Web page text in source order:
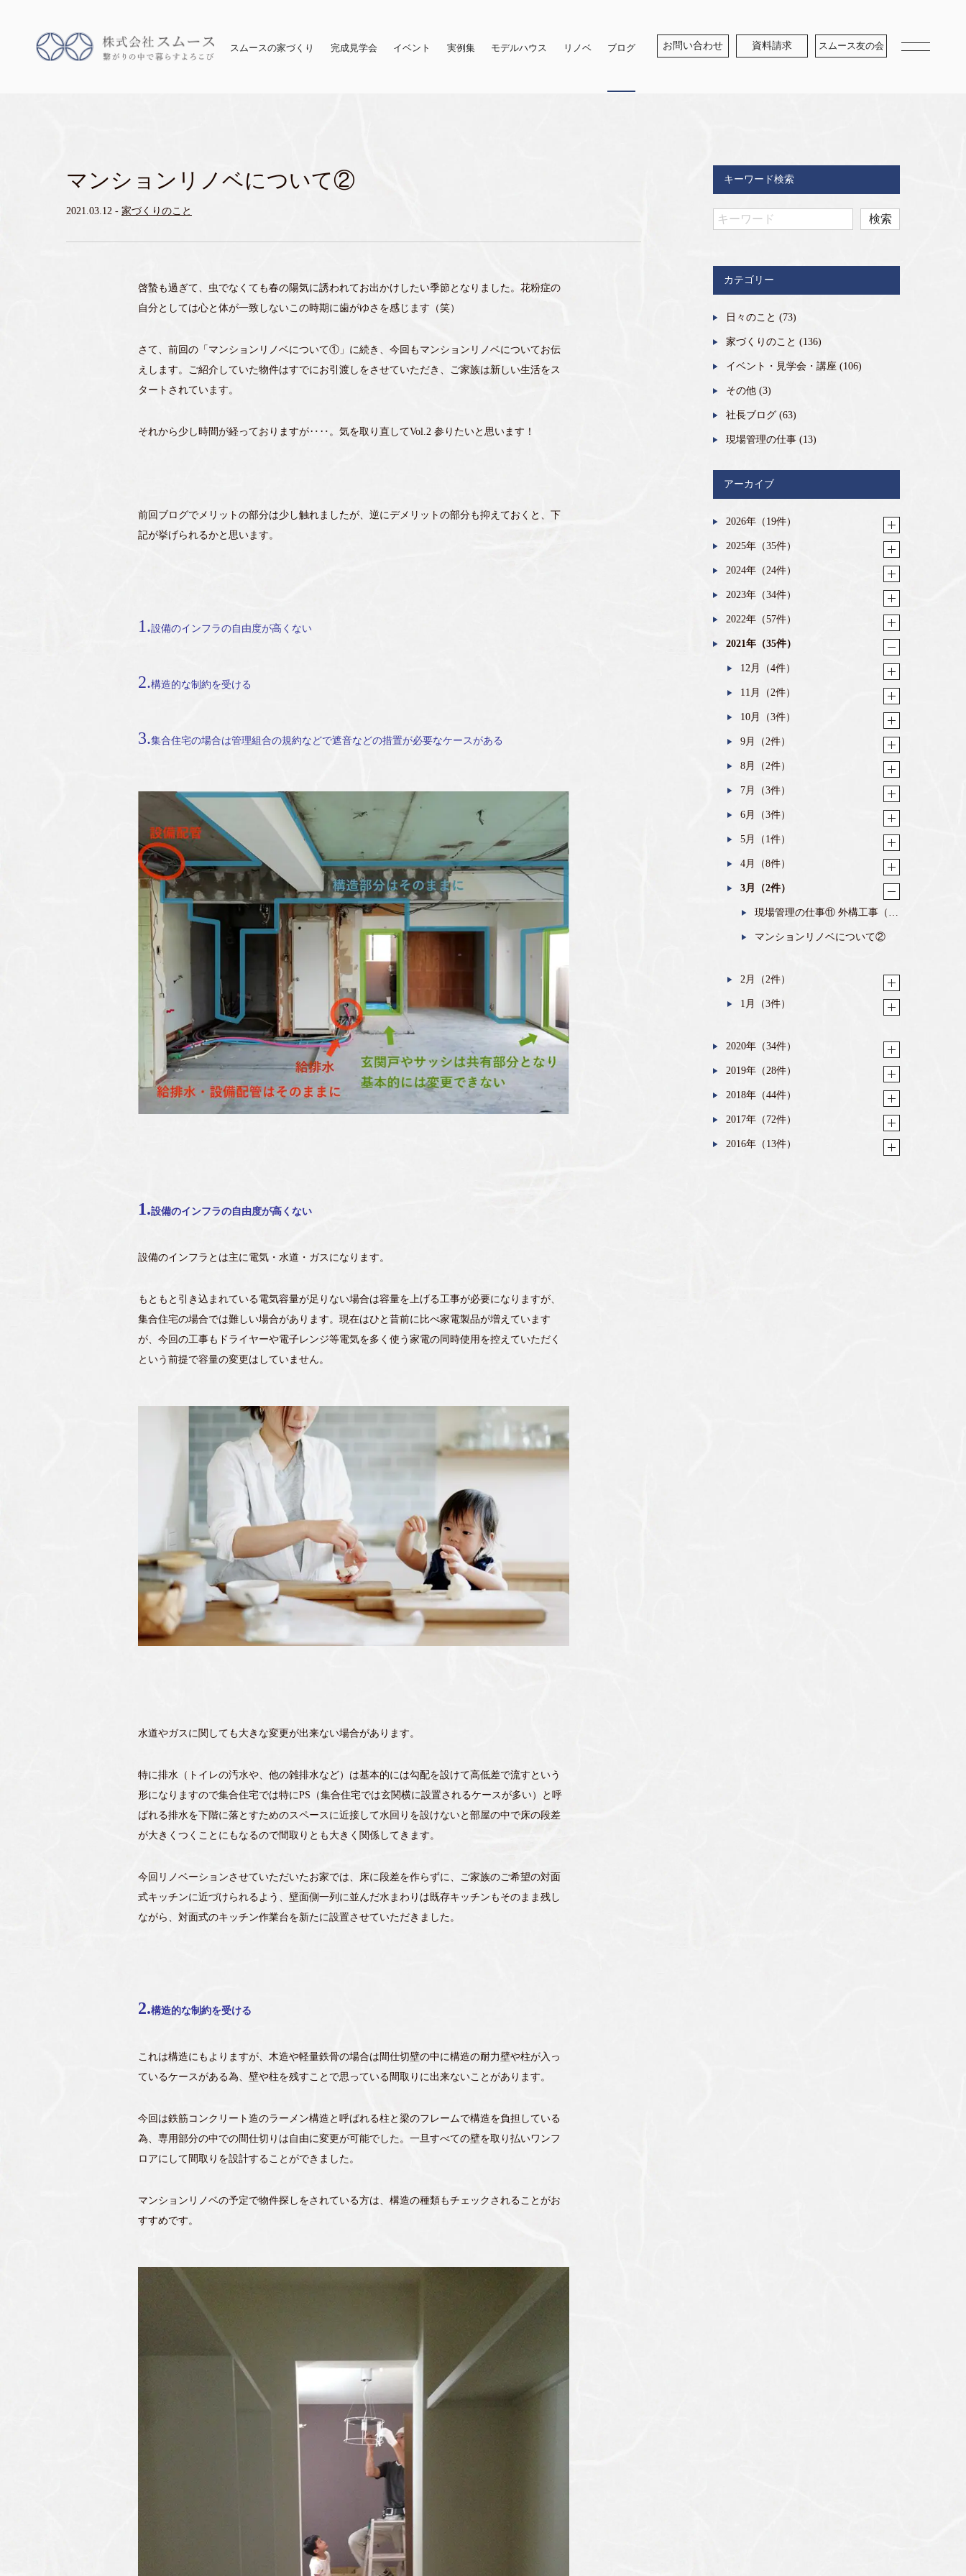
スムースの家づくり 完成見学会 イベント 実例集 モデルハウス リノベ ブログ お問い合わせ 資料請求 スムース友の会
マンションリノベについて②
2021.03.12 - 家づくりのこと
啓蟄も過ぎて、虫でなくても春の陽気に誘われてお出かけしたい季節となりました。花粉症の
自分としては心と体が一致しないこの時期に歯がゆさを感じます（笑）
さて、前回の「マンションリノベについて①」に続き、今回もマンションリノベについてお伝
えします。ご紹介していた物件はすでにお引渡しをさせていただき、ご家族は新しい生活をス
タートされています。
それから少し時間が経っておりますが‥‥。気を取り直してVol.2 参りたいと思います！
前回ブログでメリットの部分は少し触れましたが、逆にデメリットの部分も抑えておくと、下
記が挙げられるかと思います。
1.設備のインフラの自由度が高くない
2.構造的な制約を受ける
3.集合住宅の場合は管理組合の規約などで遮音などの措置が必要なケースがある
1.設備のインフラの自由度が高くない
設備のインフラとは主に電気・水道・ガスになります。
もともと引き込まれている電気容量が足りない場合は容量を上げる工事が必要になりますが、
集合住宅の場合では難しい場合があります。現在はひと昔前に比べ家電製品が増えています
が、今回の工事もドライヤーや電子レンジ等電気を多く使う家電の同時使用を控えていただく
という前提で容量の変更はしていません。
水道やガスに関しても大きな変更が出来ない場合があります。
特に排水（トイレの汚水や、他の雑排水など）は基本的には勾配を設けて高低差で流すという
形になりますので集合住宅では特にPS（集合住宅では玄関横に設置されるケースが多い）と呼
ばれる排水を下階に落とすためのスペースに近接して水回りを設けないと部屋の中で床の段差
が大きくつくことにもなるので間取りとも大きく関係してきます。
今回リノベーションさせていただいたお家では、床に段差を作らずに、ご家族のご希望の対面
式キッチンに近づけられるよう、壁面側一列に並んだ水まわりは既存キッチンもそのまま残し
ながら、対面式のキッチン作業台を新たに設置させていただきました。
2.構造的な制約を受ける
これは構造にもよりますが、木造や軽量鉄骨の場合は間仕切壁の中に構造の耐力壁や柱が入っ
ているケースがある為、壁や柱を残すことで思っている間取りに出来ないことがあります。
今回は鉄筋コンクリート造のラーメン構造と呼ばれる柱と梁のフレームで構造を負担している
為、専用部分の中での間仕切りは自由に変更が可能でした。一旦すべての壁を取り払いワンフ
ロアにして間取りを設計することができました。
マンションリノベの予定で物件探しをされている方は、構造の種類もチェックされることがお
すすめです。
キーワード検索
カテゴリー
日々のこと (73)
家づくりのこと (136)
イベント・見学会・講座 (106)
その他 (3)
社長ブログ (63)
現場管理の仕事 (13)
アーカイブ
2026年（19件）
2025年（35件）
2024年（24件）
2023年（34件）
2022年（57件）
2021年（35件）
12月（4件）
11月（2件）
10月（3件）
9月（2件）
8月（2件）
7月（3件）
6月（3件）
5月（1件）
4月（8件）
3月（2件）
現場管理の仕事⑪ 外構工事（最
マンションリノベについて②
2月（2件）
1月（3件）
2020年（34件）
2019年（28件）
2018年（44件）
2017年（72件）
2016年（13件）